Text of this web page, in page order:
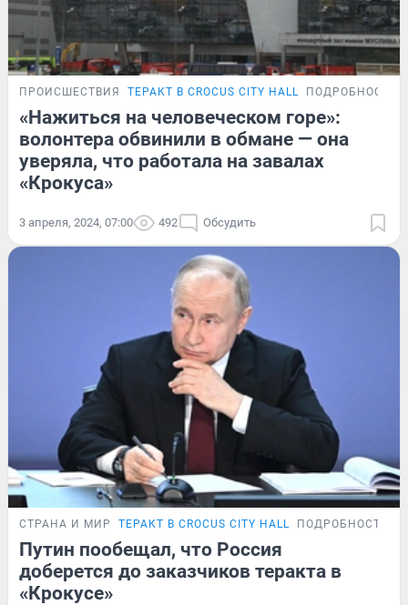
ПРОИСШЕСТВИЯ ТЕРАКТ В CROCUS CITY HALL ПОДРОБНОСТИ
«Нажиться на человеческом горе»:
волонтера обвинили в обмане — она
уверяла, что работала на завалах
«Крокуса»
3 апреля, 2024, 07:00 492 Обсудить
СТРАНА И МИР ТЕРАКТ В CROCUS CITY HALL ПОДРОБНОСТИ
Путин пообещал, что Россия
доберется до заказчиков теракта в
«Крокусе»